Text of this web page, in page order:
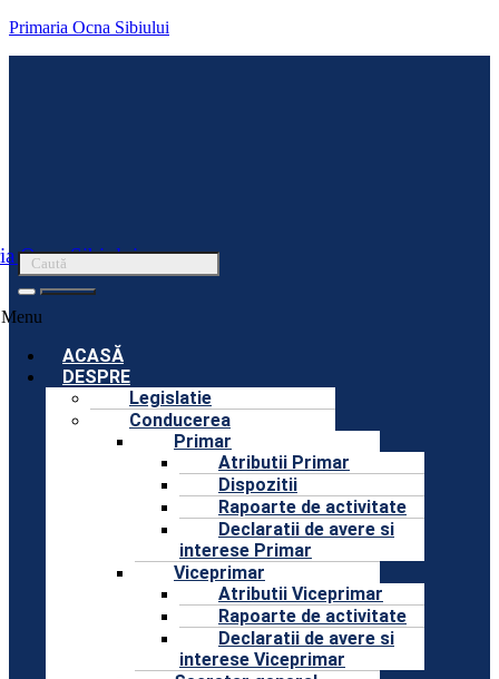
Primaria Ocna Sibiului
Ocna Sibiului
Menu
ACASĂ
DESPRE
Legislatie
Conducerea
Primar
Atributii Primar
Dispozitii
Rapoarte de activitate
Declaratii de avere si
interese Primar
Viceprimar
Atributii Viceprimar
Rapoarte de activitate
Declaratii de avere si
interese Viceprimar